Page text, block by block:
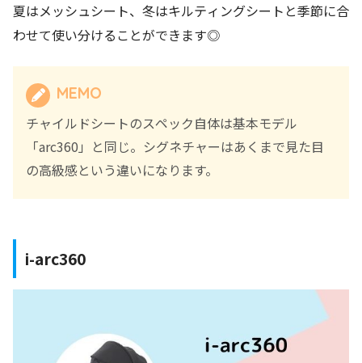
夏はメッシュシート、冬はキルティングシートと季節に合
わせて使い分けることができます◎
MEMO
チャイルドシートのスペック自体は基本モデル
「arc360」と同じ。シグネチャーはあくまで見た目
の高級感という違いになります。
i-arc360